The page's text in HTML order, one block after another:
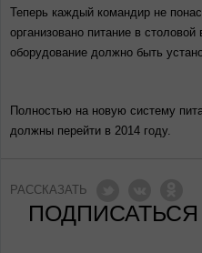
Теперь каждый командир не
организовано питание в столовой
оборудование должно быть
Полностью на новую систему
должны перейти в 2014 году.
РАССКАЗАТЬ
ПОДПИСАТЬСЯ